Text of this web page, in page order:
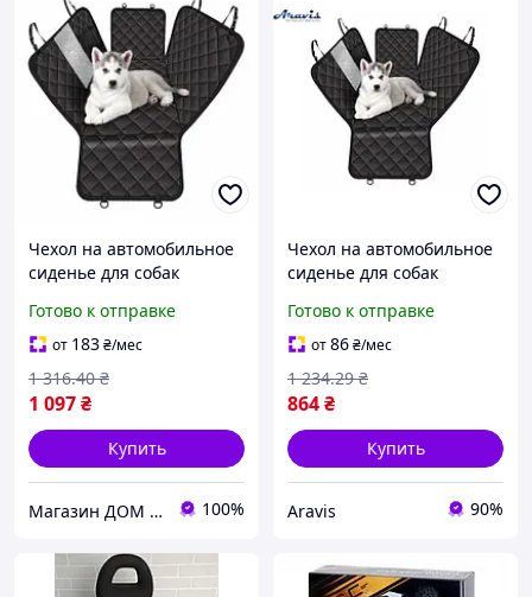
Чехол на автомобильное
сиденье для собак
Готово к отправке
от 183₴/мес
1 097₴
1 316.40 ₴
Купить
Магазин ДОМ КОМФОРТА 100%
Чехол на автомобильное
сиденье для собак
Готово к отправке
от86₴/мес
864₴
1 234.29 ₴
Купить
Aravis 90%